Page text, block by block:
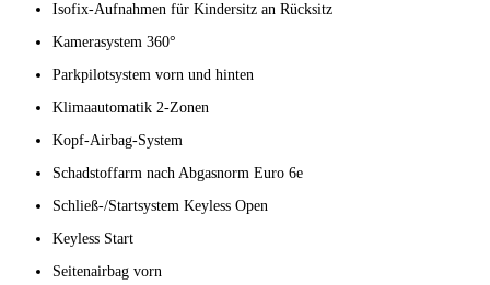
Isofix-Aufnahmen für Kindersitz an Rücksitz
Kamerasystem 360°
Parkpilotsystem vorn und hinten
Klimaautomatik 2-Zonen
Kopf-Airbag-System
Schadstoffarm nach Abgasnorm Euro 6e
Schließ-/Startsystem Keyless Open
Keyless Start
Seitenairbag vorn